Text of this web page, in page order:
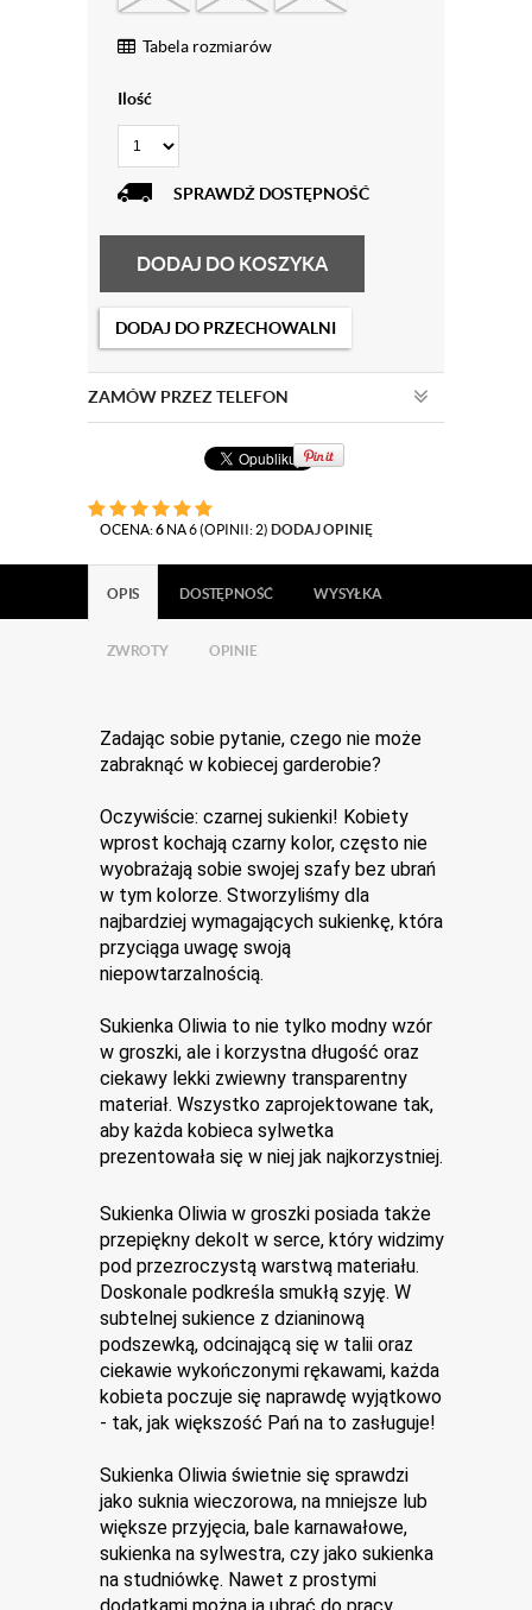
Tabela rozmiarów
Ilość
SPRAWDŹ DOSTĘPNOŚĆ
DODAJ DO KOSZYKA
DODAJ DO PRZECHOWALNI
ZAMÓW PRZEZ TELEFON
OCENA:6 NA 6 (OPINII: 2) DODAJ OPINIĘ
OPIS DOSTĘPNOŚĆ WYSYŁKA
ZWROTY OPINIE
Zadając sobie pytanie, czego nie może
zabraknąć w kobiecej garderobie?
Oczywiście: czarnej sukienki! Kobiety
wprost kochają czarny kolor, często nie
wyobrażają sobie swojej szafy bez ubrań
w tym kolorze. Stworzyliśmy dla
najbardziej wymagających sukienkę, która
przyciąga uwagę swoją
niepowtarzalnością.
Sukienka Oliwia to nie tylko modny wzór
w groszki, ale i korzystna długość oraz
ciekawy lekki zwiewny transparentny
materiał. Wszystko zaprojektowane tak,
aby każda kobieca sylwetka
Sukienka Oliwia w groszki posiada także
przepiękny dekolt w serce, który widzimy
pod przezroczystą warstwą materiału.
Doskonale podkreśla smukłą szyję. W
subtelnej sukience z dzianinową
podszewką, odcinającą się w talii oraz
ciekawie wykończonymi rękawami, każda
kobieta poczuje się naprawdę wyjątkowo
- tak, jak większość Pań na to zasługuje!
Sukienka Oliwia świetnie się sprawdzi
jako suknia wieczorowa, na mniejsze lub
większe przyjęcia, bale karnawałowe,
sukienka na sylwestra, czy jako sukienka
na studniówkę. Nawet z prostymi